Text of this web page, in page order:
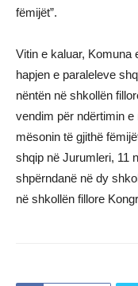
fëmijët”.
Vitin e kaluar, Komuna
hapjen e paraleleve
nëntën në shkollën
vendim për ndërtimin
mësonin të gjithë
shqip në Jurumleri, 11
shpërndanë në dy
në shkollën fillore